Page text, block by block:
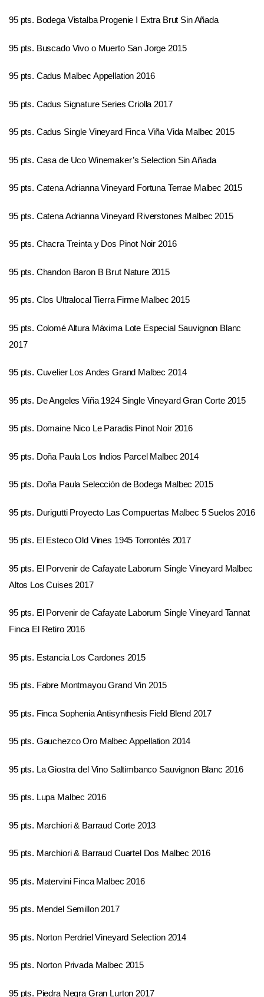
95 pts. Bodega Vistalba Progenie I Extra Brut Sin Añada
95 pts. Buscado Vivo o Muerto San Jorge 2015
95 pts. Cadus Malbec Appellation 2016
95 pts. Cadus Signature Series Criolla 2017
95 pts. Cadus Single Vineyard Finca Viña Vida Malbec 2015
95 pts. Casa de Uco Winemaker’s Selection Sin Añada
95 pts. Catena Adrianna Vineyard Fortuna Terrae Malbec 2015
95 pts. Catena Adrianna Vineyard Riverstones Malbec 2015
95 pts. Chacra Treinta y Dos Pinot Noir 2016
95 pts. Chandon Baron B Brut Nature 2015
95 pts. Clos Ultralocal Tierra Firme Malbec 2015
95 pts. Colomé Altura Máxima Lote Especial Sauvignon Blanc
2017
95 pts. Cuvelier Los Andes Grand Malbec 2014
95 pts. De Angeles Viña 1924 Single Vineyard Gran Corte 2015
95 pts. Domaine Nico Le Paradis Pinot Noir 2016
95 pts. Doña Paula Los Indios Parcel Malbec 2014
95 pts. Doña Paula Selección de Bodega Malbec 2015
95 pts. Durigutti Proyecto Las Compuertas Malbec 5 Suelos 2016
95 pts. El Esteco Old Vines 1945 Torrontés 2017
95 pts. El Porvenir de Cafayate Laborum Single Vineyard Malbec
Altos Los Cuises 2017
95 pts. El Porvenir de Cafayate Laborum Single Vineyard Tannat
Finca El Retiro 2016
95 pts. Estancia Los Cardones 2015
95 pts. Fabre Montmayou Grand Vin 2015
95 pts. Finca Sophenia Antisynthesis Field Blend 2017
95 pts. Gauchezco Oro Malbec Appellation 2014
95 pts. La Giostra del Vino Saltimbanco Sauvignon Blanc 2016
95 pts. Lupa Malbec 2016
95 pts. Marchiori & Barraud Corte 2013
95 pts. Marchiori & Barraud Cuartel Dos Malbec 2016
95 pts. Matervini Finca Malbec 2016
95 pts. Mendel Semillon 2017
95 pts. Norton Perdriel Vineyard Selection 2014
95 pts. Norton Privada Malbec 2015
95 pts. Piedra Negra Gran Lurton 2017